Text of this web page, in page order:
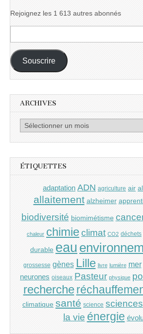
Rejoignez les 1 613 autres abonnés
e-
mail :
Souscrire
ARCHIVES
Archives
ÉTIQUETTES
adaptation ADN agriculture air
allaitement alzheimer
biodiversité biomimétisme
chaleur chimieclimat CO2 déchets
durable eau
grossesse gènes Lille livre lumière mer
neurones oiseaux Pasteur physique
recherche
climatique santé science sciences
la vie énergie